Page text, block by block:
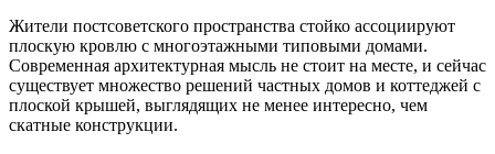
Жители постсоветского пространства стойко ассоциируют
плоскую кровлю с многоэтажными типовыми домами.
Современная архитектурная мысль не стоит на месте, и сейчас
существует множество решений частных домов и коттеджей с
плоской крышей, выглядящих не менее интересно, чем
скатные конструкции.